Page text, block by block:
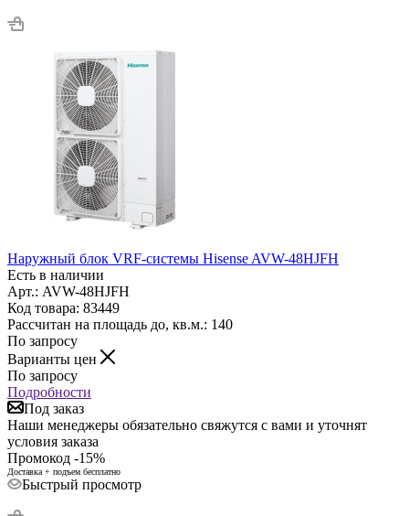
Наружный блок VRF-системы Hisense AVW-48HJFH
Есть в наличии
Арт.: AVW-48HJFH
Код товара: 83449
Рассчитан на площадь до, кв.м.: 140
По запросу
Варианты цен
По запросу
Подробности
Под заказ
Наши менеджеры обязательно свяжутся с вами и уточнят
условия заказа
Промокод -15%
Доставка + подъем бесплатно
Быстрый просмотр